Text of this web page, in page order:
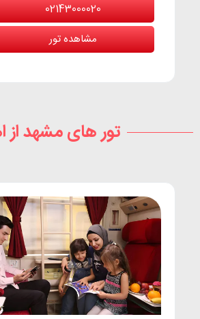
02143000020
مشاهده تور
تور های مشهد از